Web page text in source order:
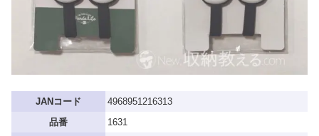
JANコード
4968951216313
品番
1631